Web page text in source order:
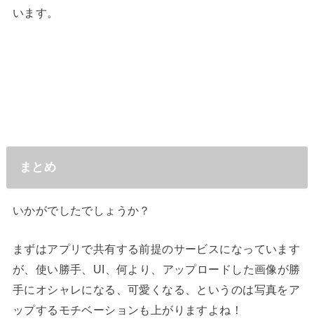
います。
まとめ
いかがでしたでしょうか？
まずはアプリで共有する前提のサービスになっています
が、使い勝手、UI、何より、アップロードした画像が勝
手にオシャレになる、可愛くなる、というのは写真をア
ップするモチベーションも上がりますよね！